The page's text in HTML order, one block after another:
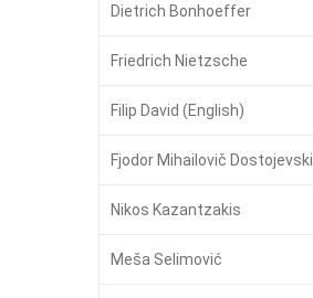
Dietrich Bonhoeffer
Friedrich Nietzsche
Filip David (English)
Fjodor Mihailovič Dostojevski
Nikos Kazantzakis
Meša Selimović